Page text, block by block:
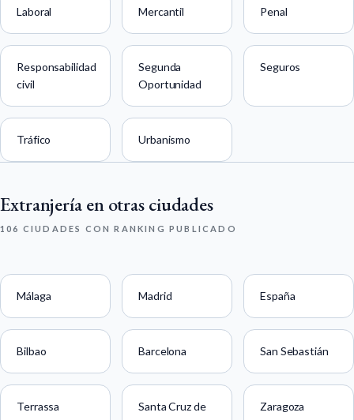
Laboral Mercantil Penal
Responsabilidad
civil
Segunda
Oportunidad
Seguros
Tráfico Urbanismo
Extranjería en otras ciudades
106 CIUDADES CON RANKING PUBLICADO
Málaga Madrid España
Bilbao Barcelona San Sebastián
Terrassa
Santa Cruz de
Zaragoza